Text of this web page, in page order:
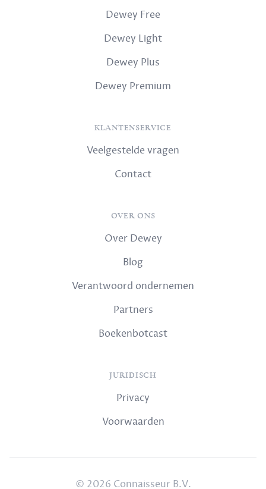
Dewey Free
Dewey Light
Dewey Plus
Dewey Premium
KLANTENSERVICE
Veelgestelde vragen
Contact
OVER ONS
Over Dewey
Blog
Verantwoord ondernemen
Partners
Boekenbotcast
JURIDISCH
Privacy
Voorwaarden
© 2026 Connaisseur B.V.